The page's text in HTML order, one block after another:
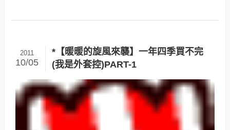
*【暖暖的旋風來襲】一年四季買不完
(我是外套控)PART-1
2011
10/05